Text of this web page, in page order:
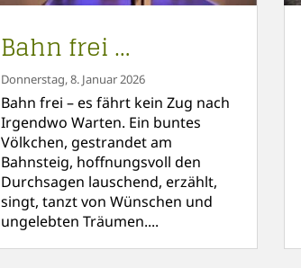
Bahn frei …
Donnerstag, 8. Januar 2026
Bahn frei – es fährt kein Zug nach
Irgendwo Warten. Ein buntes
Völkchen, gestrandet am
Bahnsteig, hoffnungsvoll den
Durchsagen lauschend, erzählt,
singt, tanzt von Wünschen und
ungelebten Träumen....